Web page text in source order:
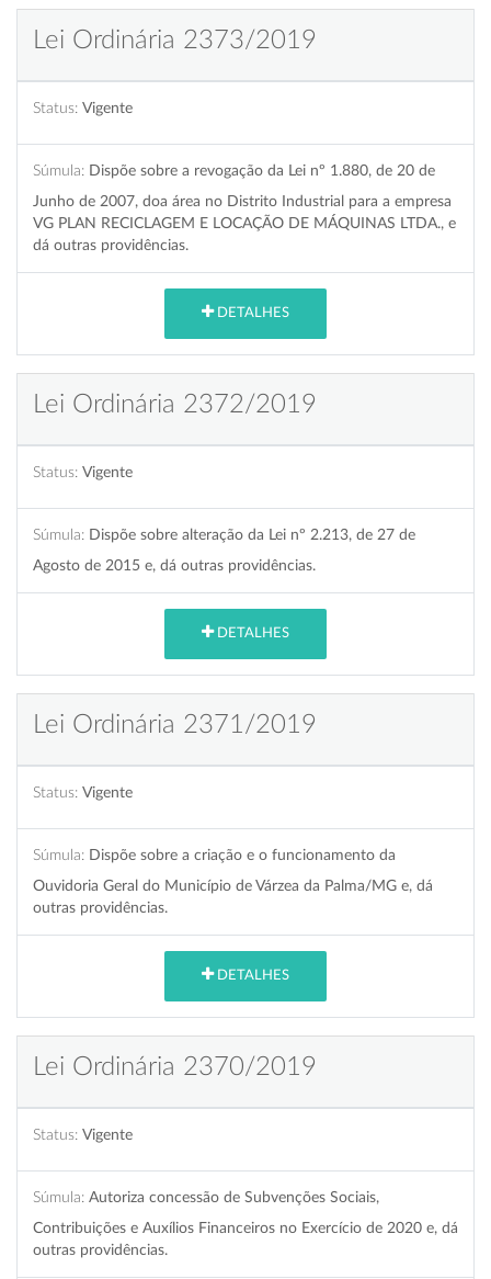
Lei Ordinária 2373/2019
Status: Vigente
Súmula: Dispõe sobre a revogação da Lei nº 1.880, de 20 de
Junho de 2007, doa área no Distrito Industrial para a empresa
VG PLAN RECICLAGEM E LOCAÇÃO DE MÁQUINAS LTDA., e
dá outras providências.
DETALHES
Lei Ordinária 2372/2019
Status: Vigente
Súmula: Dispõe sobre alteração da Lei nº 2.213, de 27 de
Agosto de 2015 e, dá outras providências.
DETALHES
Lei Ordinária 2371/2019
Status: Vigente
Súmula: Dispõe sobre a criação e o funcionamento da
Ouvidoria Geral do Município de Várzea da Palma/MG e, dá
outras providências.
DETALHES
Lei Ordinária 2370/2019
Status: Vigente
Súmula: Autoriza concessão de Subvenções Sociais,
Contribuições e Auxílios Financeiros no Exercício de 2020 e, dá
outras providências.